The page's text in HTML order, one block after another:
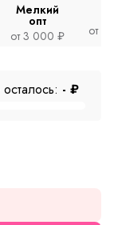
Мелкий
опт
от 3 000 ₽
от
осталось: - ₽